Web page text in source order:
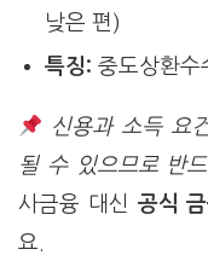
낮은 편)
특징: 중도상환수
신용과 소득 요
될 수 있으므로 반
사금융 대신 공식
요.